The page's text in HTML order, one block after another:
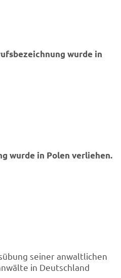
wurde in
wurde in Polen verliehen.
seiner anwaltlichen
in Deutschland